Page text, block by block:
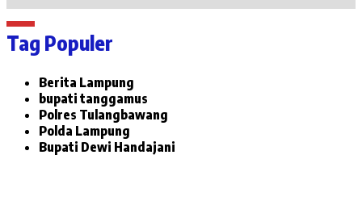
Tag Populer
Berita Lampung
bupati tanggamus
Polres Tulangbawang
Polda Lampung
Bupati Dewi Handajani